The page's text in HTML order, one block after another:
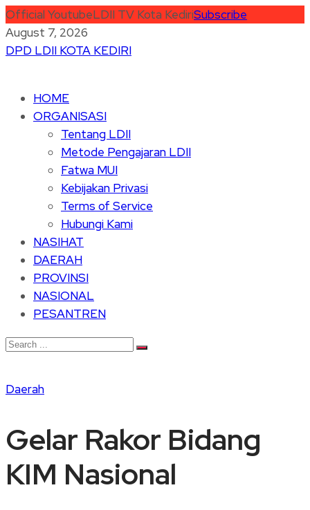
Official YoutubeLDII TV Kota KediriSubscribe
August 7, 2026
DPD LDII KOTA KEDIRI
HOME
ORGANISASI
Tentang LDII
Metode Pengajaran LDII
Fatwa MUI
Kebijakan Privasi
Terms of Service
Hubungi Kami
NASIHAT
DAERAH
PROVINSI
NASIONAL
PESANTREN
Daerah
Gelar Rakor Bidang
KIM Nasional